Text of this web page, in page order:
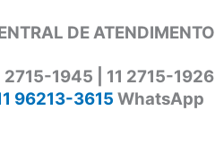
DE ATENDIMENTO
2715-1945 | 11 2715-1926
96213-3615 WhatsApp